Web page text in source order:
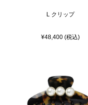
L クリップ
¥48,400 (税込)